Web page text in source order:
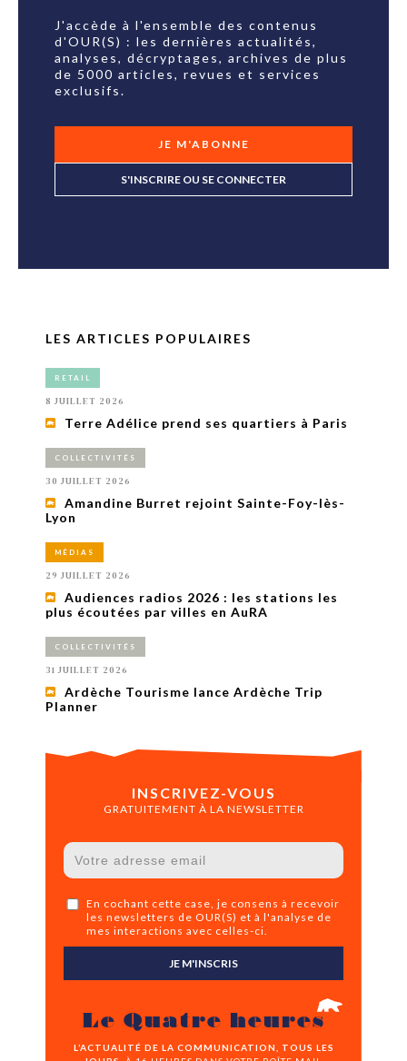
J'accède à l'ensemble des contenus
d'OUR(S) : les dernières actualités,
analyses, décryptages, archives de plus
de 5000 articles, revues et services
exclusifs.
JE M'ABONNE
S'INSCRIRE OU SE CONNECTER
LES ARTICLES POPULAIRES
RETAIL
8 JUILLET 2026
Terre Adélice prend ses quartiers à Paris
COLLECTIVITÉS
30 JUILLET 2026
Amandine Burret rejoint Sainte-Foy-lès-
Lyon
MÉDIAS
29 JUILLET 2026
Audiences radios 2026 : les stations les
plus écoutées par villes en AuRA
COLLECTIVITÉS
31 JUILLET 2026
Ardèche Tourisme lance Ardèche Trip
Planner
INSCRIVEZ-VOUS
GRATUITEMENT À LA NEWSLETTER
En cochant cette case, je consens à recevoir
les newsletters de OUR(S) et à l'analyse de
mes interactions avec celles-ci.
JE M'INSCRIS
Le Quatre heures
L’ACTUALITÉ DE LA COMMUNICATION, TOUS LES